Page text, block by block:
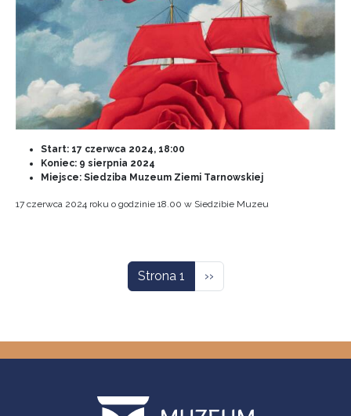
Start: 17 czerwca 2024, 18:00
Koniec: 9 sierpnia 2024
Miejsce: Siedziba Muzeum Ziemi Tarnowskiej
17 czerwca 2024 roku o godzinie 18.00 w Siedzibie Muzeu
Strona 1 Następna strona
››